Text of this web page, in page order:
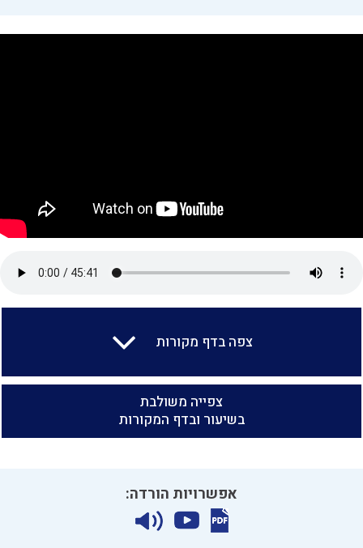
צפה בדף מקורות
צפייה משולבת
בשיעור ובדף המקורות
אפשרויות הורדה: